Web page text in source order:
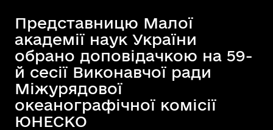
Представницю Малої
академії наук України
обрано доповідачкою на 59-
й сесії Виконавчої ради
Міжурядової
океанографічної комісії
ЮНЕСКО